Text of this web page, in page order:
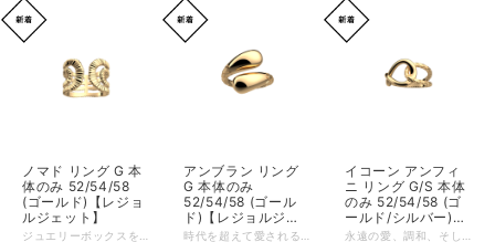
ノマド リング G 本
体のみ 52/54/58
(ゴールド)【レジョ
ルジェット】
アンブラン リング
G 本体のみ
52/54/58 (ゴール
ド)【レジョルジェ
ット】
イコーン アンフィ
ニ リング G/S 本体
のみ 52/54/58 (ゴ
ールド/シルバー)
【レジョルジェッ